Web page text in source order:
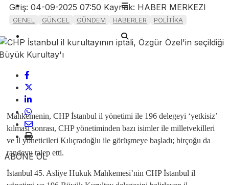
Giriş: 04-09-2025 07:50 Kaynak: HABER MERKEZI
GENEL GÜNCEL GÜNDEM HABERLER POLİTİKA
ABONE OL
Mahkemenin, CHP İstanbul il yönetimi ile 196 delegeyi ‘yetkisiz’
kılması sonrası, CHP yönetiminden bazı isimler ile milletvekilleri
ve il yöneticileri Kılıçradoğlu ile görüşmeye başladı; birçoğu da
randevu talep etti.
İstanbul 45. Asliye Hukuk Mahkemesi’nin CHP İstanbul il